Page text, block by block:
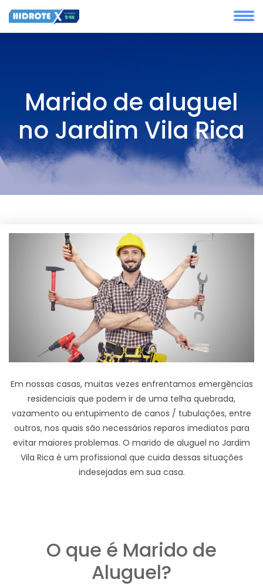
Marido de aluguel
no Jardim Vila Rica
Em nossas casas, muitas vezes enfrentamos emergências
residenciais que podem ir de uma telha quebrada,
vazamento ou entupimento de canos / tubulações, entre
outros, nos quais são necessários reparos imediatos para
evitar maiores problemas. O marido de aluguel no Jardim
Vila Rica é um profissional que cuida dessas situações
indesejadas em sua casa.
O que é Marido de
Aluguel?